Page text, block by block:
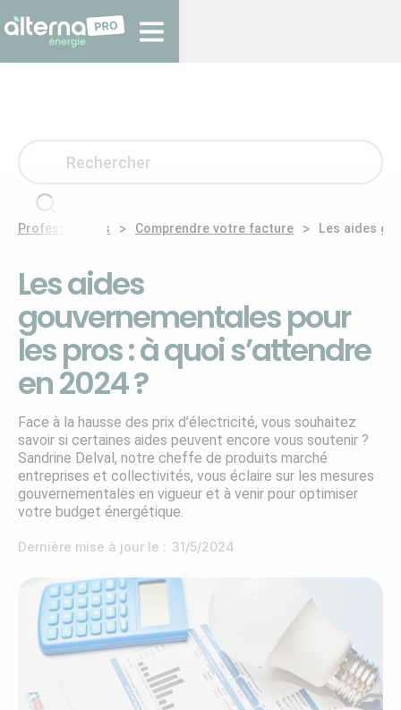
Professionnels > Comprendre votre facture > Les aides
Les aides
gouvernementales pour
les pros : à quoi s’attendre
en 2024 ?
Face à la hausse des prix d’électricité, vous souhaitez
savoir si certaines aides peuvent encore vous soutenir ?
Sandrine Delval, notre cheffe de produits marché
entreprises et collectivités, vous éclaire sur les mesures
gouvernementales en vigueur et à venir pour optimiser
votre budget énergétique.
Dernière mise à jour le : 31/5/2024